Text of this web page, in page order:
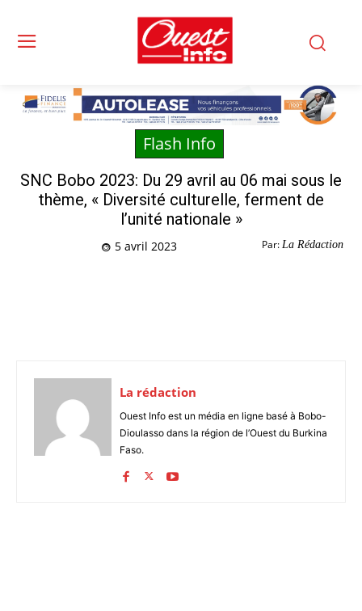
Flash Info
SNC Bobo 2023: Du 29 avril au 06 mai sous le
thème, « Diversité culturelle, ferment de
l’unité nationale »
Par: La Rédaction
5 avril 2023
La rédaction
Ouest Info est un média en ligne basé à Bobo-
Dioulasso dans la région de l’Ouest du Burkina
Faso.